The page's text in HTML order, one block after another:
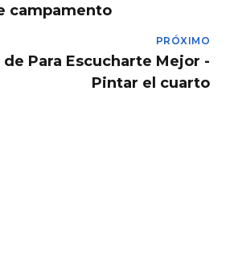
campamento
PRÓXIMO
de Para Escucharte Mejor -
Pintar el cuarto